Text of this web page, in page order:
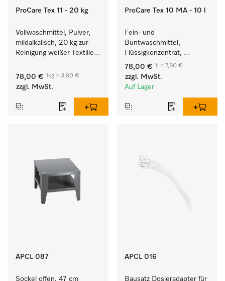
ProCare Tex 11 - 20 kg
Vollwaschmittel, Pulver,
mildalkalisch, 20 kg zur
Reinigung weißer Textilien
Buntwäsche.
78,00 € 1kg = 3,90 €
zzgl. MwSt.
ProCare Tex 10 MA - 10 l
Fein- und
Buntwaschmittel,
Flüssigkonzentrat,
mildalkalisch, 10 l zur
Reinigung von
Buntwäsche und
78,00 € 1l = 7,80 €
zzgl. MwSt.
Auf Lager
APCL 087
Sockel offen, 47 cm
APCL 016
Bausatz Dosieradapter für